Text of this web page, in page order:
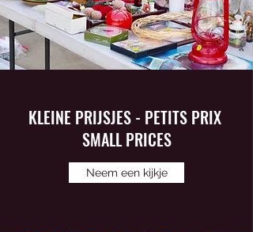
KLEINE PRIJSJES - PETITS PRIX
SMALL PRICES
Neem een kijkje